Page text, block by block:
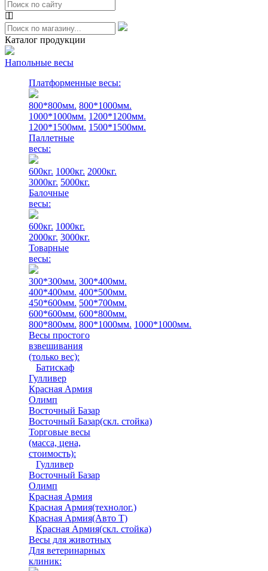
Каталог продукции
Напольные весы
Платформенные весы:
800*800мм. 800*1000мм.
1000*1000мм. 1200*1200мм.
1200*1500мм. 1500*1500мм.
Паллетные
весы:
600кг. 1000кг. 2000кг.
3000кг. 5000кг.
Балочные
весы:
600кг. 1000кг.
2000кг. 3000кг.
Товарные
весы:
300*300мм. 300*400мм.
400*400мм. 400*500мм.
450*600мм. 500*700мм.
600*600мм. 600*800мм.
800*800мм. 800*1000мм. 1000*1000мм.
Весы простого
взвешивания
(только вес):
Батискаф
Гулливер
Красная Армия
Олимп
Восточный Базар
Восточный Базар(скл. стойка)
Торговые весы
(масса, цена,
стоимость):
Гулливер
Восточный Базар
Олимп
Красная Армия
Красная Армия(технолог.)
Красная Армия(Авто Т)
Красная Армия(скл. стойка)
Весы для животных
Для ветеринарных
клиник: